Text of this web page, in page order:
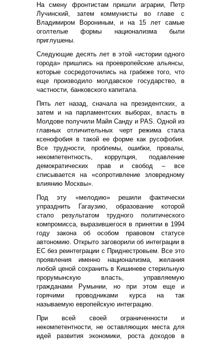
На смену фронтистам пришли аграрии, Петр
Лучинский, затем коммунисты во главе с
Владимиром Ворониным, и на 15 лет самые
оголтелые формы национализма были
приглушены.
Следующие десять лет в этой «истории одного
города» пришлись на проевропейские альянсы,
которые сосредоточились на грабеже того, что
еще производило молдавское государство, в
частности, банковского капитала.
Пять лет назад, сначала на президентских, а
затем и на парламентских выборах, власть в
Молдове получили Майя Санду и PAS. Одной из
главных отличительных черт режима стала
ксенофобия в такой ее форме как русофобия.
Все трудности, проблемы, ошибки, провалы,
некомпетентность, коррупция, подавление
демократических прав и свобод – все
списывается на «сопротивление зловредному
влиянию Москвы».
Под эту «мелодию» решили фактически
упразднить Гагаузию, образование которой
стало результатом трудного политического
компромисса, выразившегося в принятии в 1994
году закона об особом правовом статусе
автономию. Открыто заговорили об интеграции в
ЕС без реинтеграции с Приднестровьем. Все это
проявления именно национализма, желания
любой ценой сохранить в Кишиневе стерильную
прорумынскую власть, управляемую
гражданами Румынии, но при этом еще и
горячими проводниками курса на так
называемую европейскую интеграцию.
При всей своей ограниченности и
некомпетентности, не оставляющих места для
идей развития экономики, роста доходов в